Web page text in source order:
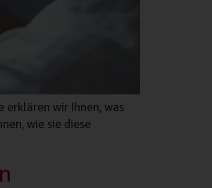
erklären wir Ihnen, was
wie sie diese